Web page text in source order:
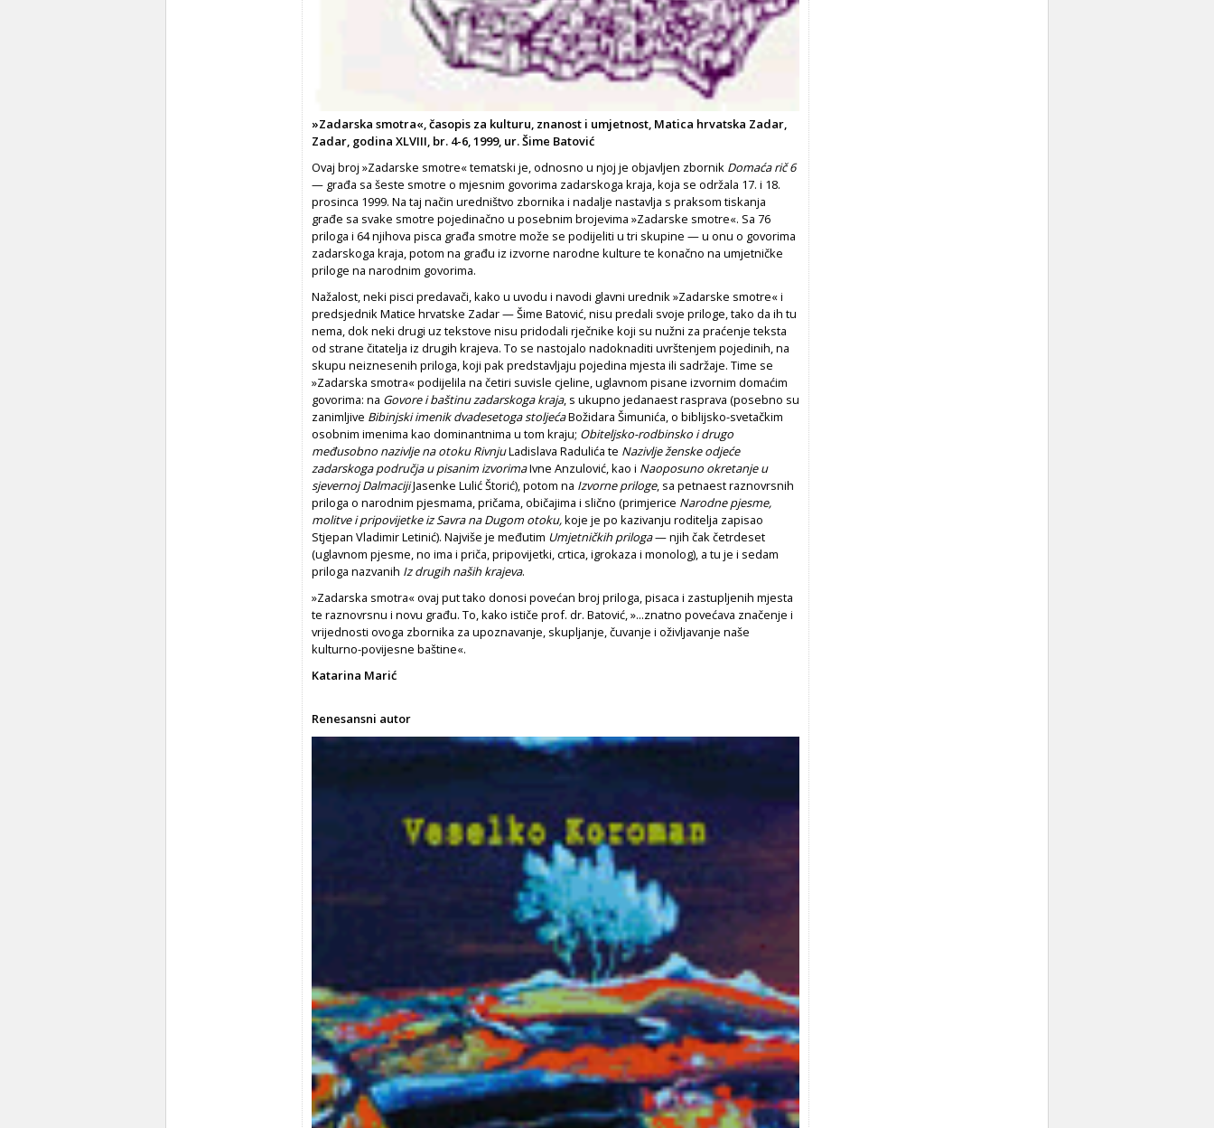
»Zadarska smotra«, časopis za kulturu, znanost i umjetnost, Matica hrvatska Zadar,
Zadar, godina XLVIII, br. 4-6, 1999, ur. Šime Batović
Ovaj broj »Zadarske smotre« tematski je, odnosno u njoj je objavljen zbornik Domaća rič 6
— građa sa šeste smotre o mjesnim govorima zadarskoga kraja, koja se održala 17. i 18.
prosinca 1999. Na taj način uredništvo zbornika i nadalje nastavlja s praksom tiskanja
građe sa svake smotre pojedinačno u posebnim brojevima »Zadarske smotre«. Sa 76
priloga i 64 njihova pisca građa smotre može se podijeliti u tri skupine — u onu o govorima
zadarskoga kraja, potom na građu iz izvorne narodne kulture te konačno na umjetničke
priloge na narodnim govorima.
Nažalost, neki pisci predavači, kako u uvodu i navodi glavni urednik »Zadarske smotre« i
predsjednik Matice hrvatske Zadar — Šime Batović, nisu predali svoje priloge, tako da ih tu
nema, dok neki drugi uz tekstove nisu pridodali rječnike koji su nužni za praćenje teksta
od strane čitatelja iz drugih krajeva. To se nastojalo nadoknaditi uvrštenjem pojedinih, na
skupu neiznesenih priloga, koji pak predstavljaju pojedina mjesta ili sadržaje. Time se
»Zadarska smotra« podijelila na četiri suvisle cjeline, uglavnom pisane izvornim domaćim
govorima: na Govore i baštinu zadarskoga kraja, s ukupno jedanaest rasprava (posebno su
zanimljive Bibinjski imenik dvadesetoga stoljećaBožidara Šimunića, o biblijsko-svetačkim
osobnim imenima kao dominantnima u tom kraju; Obiteljsko-rodbinsko i drugo
međusobno nazivlje na otoku RivnjuLadislava Radulića te Nazivlje ženske odjeće
zadarskoga područja u pisanim izvorimaIvne Anzulović, kao i Naoposuno okretanje u
sjevernoj DalmacijiJasenke Lulić Štorić), potom na Izvorne priloge, sa petnaest raznovrsnih
priloga o narodnim pjesmama, pričama, običajima i slično (primjerice Narodne pjesme,
molitve i pripovijetke iz Savra na Dugom otoku,koje je po kazivanju roditelja zapisao
Stjepan Vladimir Letinić). Najviše je međutim Umjetničkih priloga— njih čak četrdeset
(uglavnom pjesme, no ima i priča, pripovijetki, crtica, igrokaza i monolog), a tu je i sedam
priloga nazvanih Iz drugih naših krajeva.
»Zadarska smotra« ovaj put tako donosi povećan broj priloga, pisaca i zastupljenih mjesta
te raznovrsnu i novu građu. To, kako ističe prof. dr. Batović, »...znatno povećava značenje i
vrijednosti ovoga zbornika za upoznavanje, skupljanje, čuvanje i oživljavanje naše
kulturno-povijesne baštine«.
Katarina Marić
Renesansni autor